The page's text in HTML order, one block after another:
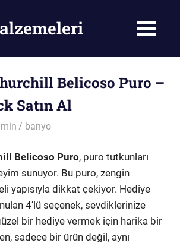
MENU
Belicoso Puro –
Satın Al
banyo
Belicoso Puro, puro tutkunları
sunuyor. Bu puro, zengin
yapısıyla dikkat çekiyor. Hediye
4’lü seçenek, sevdiklerinize
bir hediye vermek için harika bir
sadece bir ürün değil, aynı